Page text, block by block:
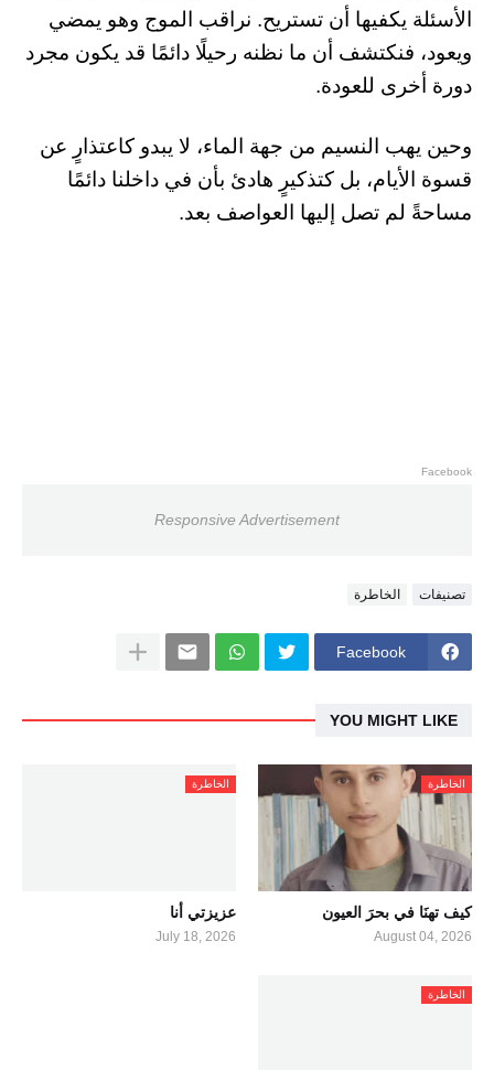
الأسئلة يكفيها أن تستريح. نراقب الموج وهو يمضي
ويعود، فنكتشف أن ما نظنه رحيلًا دائمًا قد يكون مجرد
دورة أخرى للعودة.
وحين يهب النسيم من جهة الماء، لا يبدو كاعتذارٍ عن
قسوة الأيام، بل كتذكيرٍ هادئ بأن في داخلنا دائمًا
مساحةً لم تصل إليها العواصف بعد.
Facebook
Responsive Advertisement
تصنيفات الخاطرة
Facebook
YOU MIGHT LIKE
الخاطرة
كيف تهنَا في بحرَ العيون
August 04, 2026
الخاطرة
عزيزتي أنا
July 18, 2026
الخاطرة